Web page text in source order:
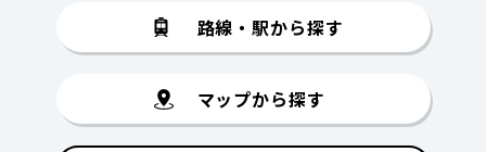
路線・駅から探す
マップから探す